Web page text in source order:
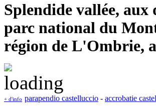
Splendide vallée,
parc national du
région de L'Ombrie,
+ d'info parapendio castelluccio - accrobatie